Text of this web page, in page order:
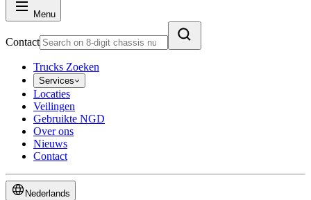
Menu
Contact
Trucks Zoeken
Services
Locaties
Veilingen
Gebruikte NGD
Over ons
Nieuws
Contact
Nederlands